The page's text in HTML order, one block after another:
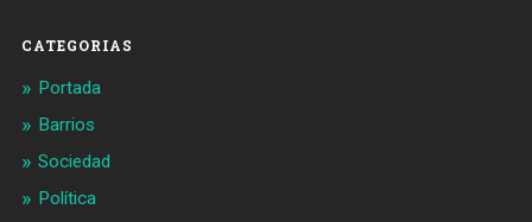
CATEGORIAS
Portada
Barrios
Sociedad
Política